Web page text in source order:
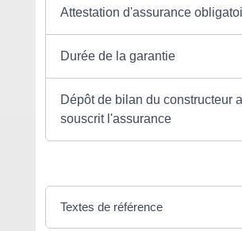
Attestation d'assurance
Durée de la garantie
Dépôt de bilan du constructeur
souscrit l'assurance
Textes de référence